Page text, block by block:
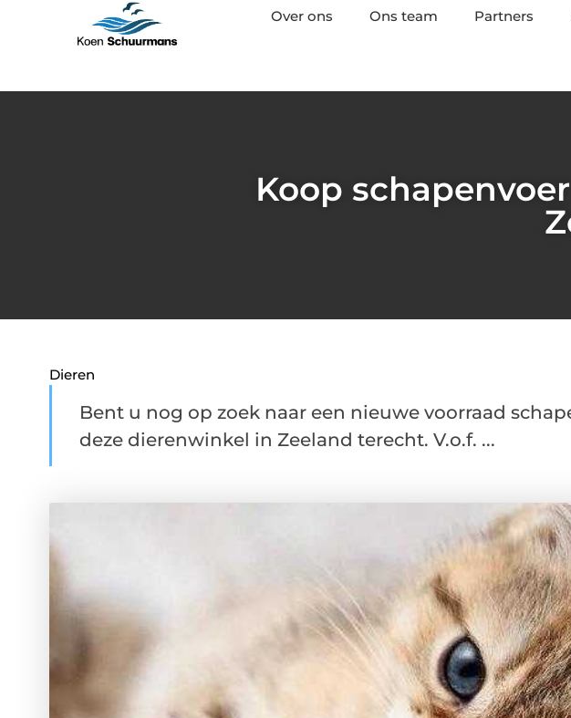
Over ons Ons team Partners
Koop
Dieren
Bent u nog op zoek naar een nieuwe voorraad
deze dierenwinkel in Zeeland terecht. V.o.f. ...